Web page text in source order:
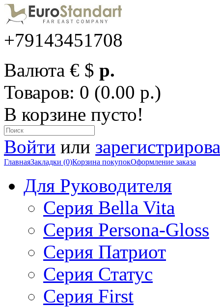
+79143451708
Валюта € $ р.
Товаров: 0 (0.00 р.)
В корзине пусто!
Войти или
ГлавнаяЗакладки (0)Корзина покупокОформление заказа
Для Руководителя
Серия Bella Vita
Серия Persona-Gloss
Серия Патриот
Серия Статус
Серия First